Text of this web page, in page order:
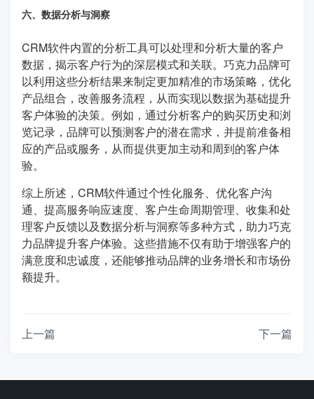
六、数据分析与洞察
CRM软件内置的分析工具可以处理和分析大量的客户
数据，揭示客户行为的深层模式和关联。巧克力品牌可
以利用这些分析结果来制定更加精准的市场策略，优化
产品组合，改善服务流程，从而实现以数据为基础提升
客户体验的决策。例如，通过分析客户的购买历史和浏
览记录，品牌可以预测客户的潜在需求，并提前准备相
应的产品或服务，从而提供更加主动和周到的客户体
验。
综上所述，CRM软件通过个性化服务、优化客户沟
通、提高服务响应速度、客户生命周期管理、收集和处
理客户反馈以及数据分析与洞察等多种方式，助力巧克
力品牌提升客户体验。这些措施不仅有助于增强客户的
满意度和忠诚度，还能够推动品牌的业务增长和市场份
额提升。
上一篇 下一篇